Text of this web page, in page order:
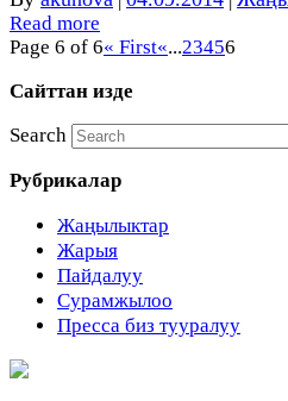
Read more
Page 6 of 6« First«...23456
Сайттан изде
Search
Рубрикалар
Жаңылыктар
Жарыя
Пайдалуу
Сурамжылоо
Пресса биз тууралуу